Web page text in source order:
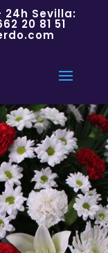
24h Sevilla:
20 81 51